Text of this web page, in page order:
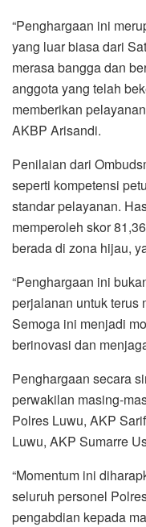
“Penghargaan ini
yang luar biasa dari
merasa bangga dan
anggota yang telah
memberikan
AKBP Arisandi.
Penilaian dari
seperti kompetensi
standar pelayanan.
memperoleh skor
berada di zona hijau,
“Penghargaan ini
perjalanan untuk terus
Semoga ini menjadi
berinovasi dan
Penghargaan secara
perwakilan masing-
Polres Luwu, AKP
Luwu, AKP Sumarre
“Momentum ini
seluruh personel
pengabdian kepada